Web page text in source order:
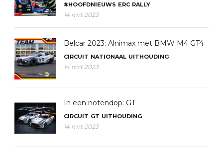
#HOOFDNIEUWS ERC RALLY
14 mrt 2023
Belcar 2023: Alnimax met BMW M4 GT4
CIRCUIT NATIONAAL UITHOUDING
14 mrt 2023
In een notendop: GT
CIRCUIT GT UITHOUDING
14 mrt 2023